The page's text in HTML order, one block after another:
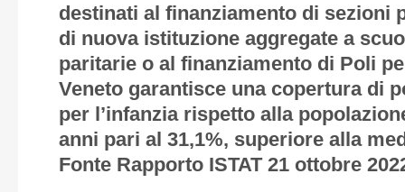
destinati al finanziamento di sezioni
di nuova istituzione aggregate a
paritarie o al finanziamento di Poli
Veneto garantisce una copertura di
per l’infanzia rispetto alla
anni pari al 31,1%, superiore alla
Fonte Rapporto ISTAT 21 ottobre